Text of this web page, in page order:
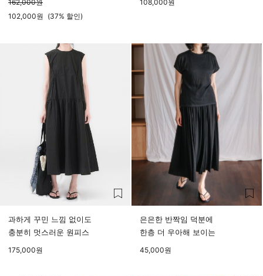
162,000원
102,000원 (37% 할인)
108,000원
과하게 꾸민 느낌 없이도
충분히 멋스러운 원피스
175,000원
은은한 반짝임 덕분에
한층 더 우아해 보이는
45,000원